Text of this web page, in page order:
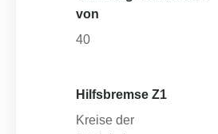
von
40
Hilfsbremse Z1
Kreise der